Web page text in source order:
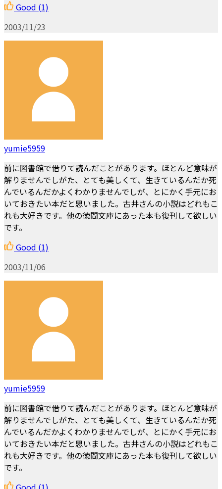
Good (1)
2003/11/23
yumie5959
前に図書館で借りて読んだことがあります。ほとんど意味が
解りませんでしがた、とても美しくて、生きているんだか死
んでいるんだかよくわかりませんでしが、とにかく手元にお
いておきたい本だと思いました。古井さんの小説はどれもこ
れも大好きです。他の徳間文庫にあった本も復刊して欲しい
です。
Good (1)
2003/11/06
yumie5959
前に図書館で借りて読んだことがあります。ほとんど意味が
解りませんでしがた、とても美しくて、生きているんだか死
んでいるんだかよくわかりませんでしが、とにかく手元にお
いておきたい本だと思いました。古井さんの小説はどれもこ
れも大好きです。他の徳間文庫にあった本も復刊して欲しい
です。